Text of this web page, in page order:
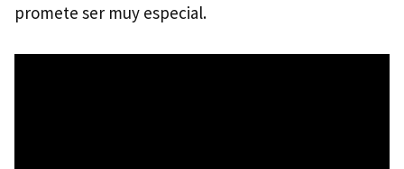
promete ser muy especial.